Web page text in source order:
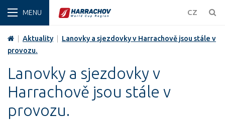
CZ
ZIMA
Aktuality
Lanovky a sjezdovky v Harrachově jsou stále v
provozu.
Lanovky a sjezdovky v
Harrachově jsou stále v
provozu.